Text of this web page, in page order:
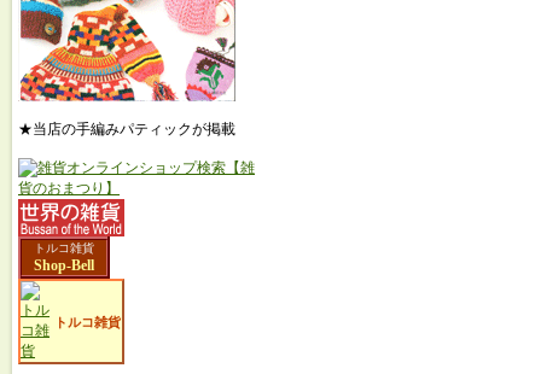
★当店の手編みパティックが掲載
トルコ雑貨
Shop-Bell
トルコ雑貨